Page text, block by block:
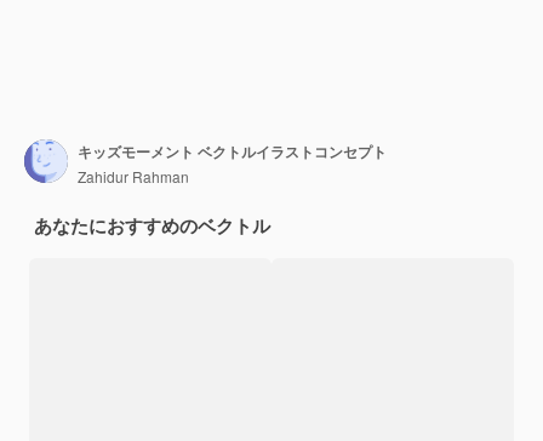
キッズモーメント ベクトルイラストコンセプト
Zahidur Rahman
あなたにおすすめのベクトル